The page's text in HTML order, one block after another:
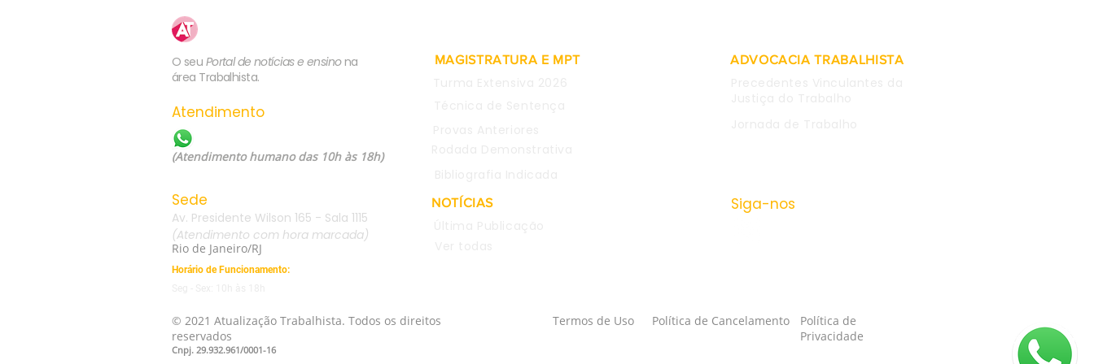
O seu Portal de notícias e ensino na
área Trabalhista.
Atendimento
(Atendimento humano das 10h às 18h)
Sede
Av. Presidente Wilson 165 - Sala 1115
(Atendimento com hora marcada)
Rio de Janeiro/RJ
MAGISTRATURA E MPT
NOTÍCIAS
ADVOCACIA TRABALHISTA
Siga-nos
Horário de Funcionamento:
© 2021 Atualização Trabalhista. Todos os direitos
reservados
Termos de Uso Política de Cancelamento
Política de
Privacidade
Cnpj. 29.932.961/0001-16